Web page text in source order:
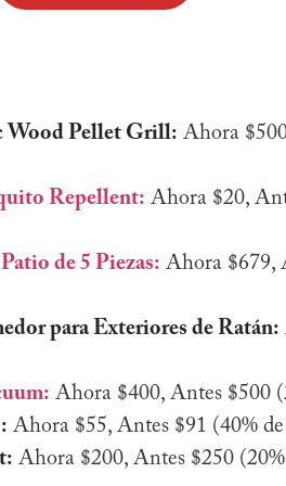
Wood Pellet Grill: Ahora
Repellent: Ahora $20,
de 5 Piezas: Ahora $679,
para Exteriores de Ratán:
Ahora $400, Antes $500
Ahora $55, Antes $91 (40%
Ahora $200, Antes $250